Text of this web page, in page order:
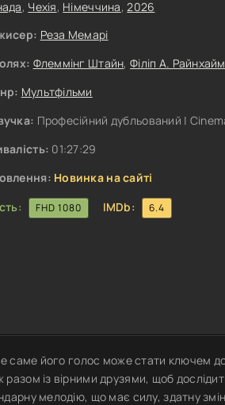
, Чехія, Німеччина,2026
Реза Мемарі
Флеммінг Штайн,Філіп А.
Мультфільми
Професійний дубльований |
01:27:29
Новинка на сайті
FHD 1080 IMDb: 6.4
саме його голос може стати ключем
із вірними друзями, щоб
мелодію, що має силу, здатну